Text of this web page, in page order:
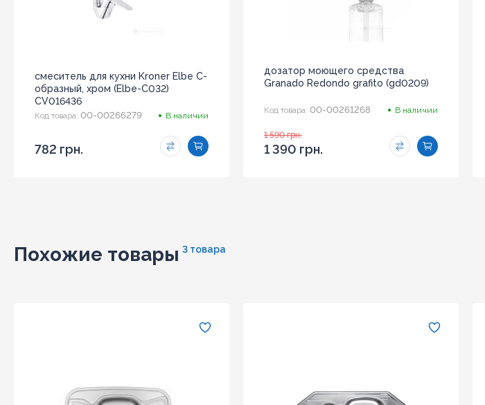
смеситель для кухни Kroner Elbe С-
образный, хром (Elbe-C032)
CV016436
Код товара: 00-00266279 В наличии
782 грн.
дозатор моющего средства
Granado Redondo grafito (gd0209)
Код товара: 00-00261268 В наличии
1 590 грн.
1 390 грн.
Похожие товары 3 товара